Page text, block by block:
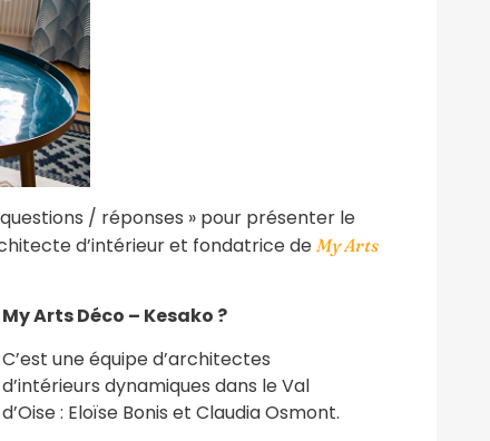
/ réponses » pour présenter le
d’intérieur et fondatrice de My Arts
My Arts Déco – Kesako ?
C’est une équipe d’architectes
d’intérieurs dynamiques dans le Val
d’Oise : Eloïse Bonis et Claudia Osmont.